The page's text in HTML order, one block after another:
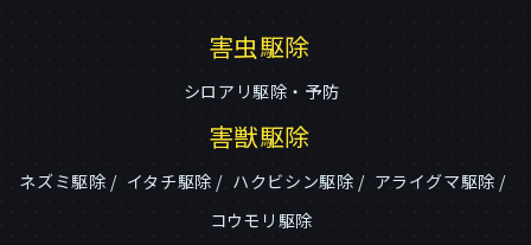
害虫駆除
シロアリ駆除・予防
害獣駆除
ネズミ駆除 イタチ駆除 ハクビシン駆除
アライグマ駆除
コウモリ駆除